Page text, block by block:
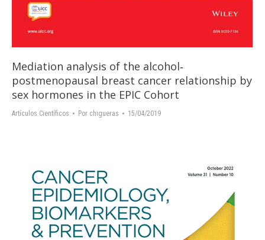
Mediation analysis of the alcohol‐
postmenopausal breast cancer relationship by
sex hormones in the EPIC Cohort
Artículos Científicos Por chigueras 15/04/2019